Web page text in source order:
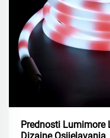
Prednosti Lumimore